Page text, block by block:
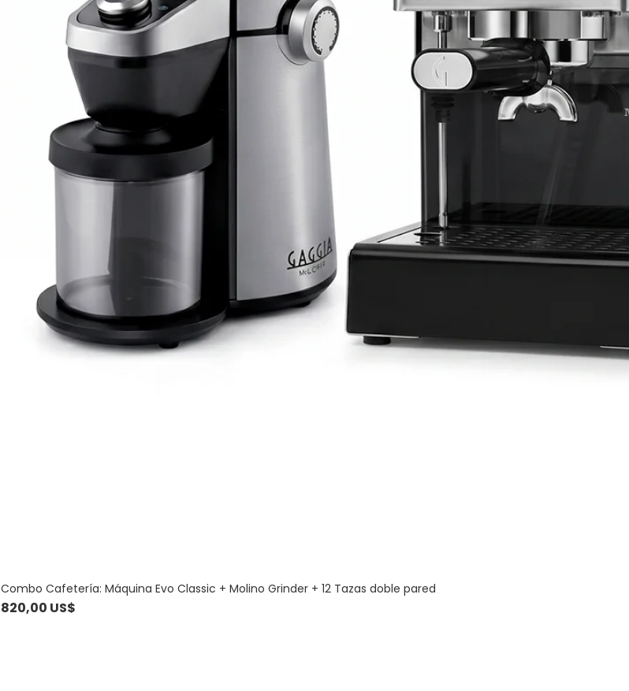
Combo Cafetería: Máquina Evo Classic + Molino Grinder + 12 Tazas doble pared
Precio
820,00 US$